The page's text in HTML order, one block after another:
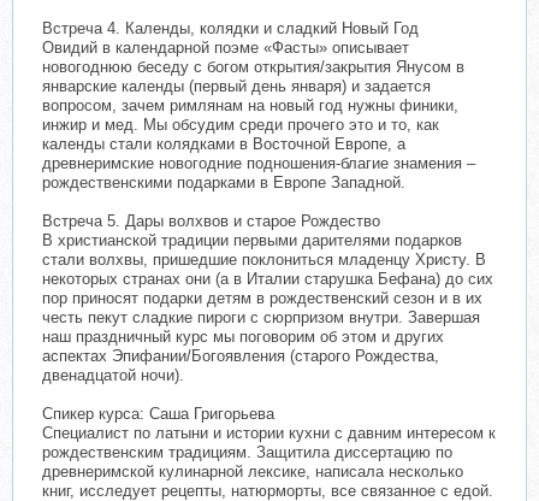
Встреча 4. Календы, колядки и сладкий Новый Год
Овидий в календарной поэме «Фасты» описывает
новогоднюю беседу с богом открытия/закрытия Янусом в
январские календы (первый день января) и задается
вопросом, зачем римлянам на новый год нужны финики,
инжир и мед. Мы обсудим среди прочего это и то, как
календы стали колядками в Восточной Европе, а
древнеримские новогодние подношения-благие знамения –
рождественскими подарками в Европе Западной.
Встреча 5. Дары волхвов и старое Рождество
В христианской традиции первыми дарителями подарков
стали волхвы, пришедшие поклониться младенцу Христу. В
некоторых странах они (а в Италии старушка Бефана) до сих
пор приносят подарки детям в рождественский сезон и в их
честь пекут сладкие пироги с сюрпризом внутри. Завершая
наш праздничный курс мы поговорим об этом и других
аспектах Эпифании/Богоявления (старого Рождества,
двенадцатой ночи).
Спикер курса: Саша Григорьева
Специалист по латыни и истории кухни с давним интересом к
рождественским традициям. Защитила диссертацию по
древнеримской кулинарной лексике, написала несколько
книг, исследует рецепты, натюрморты, все связанное с едой.